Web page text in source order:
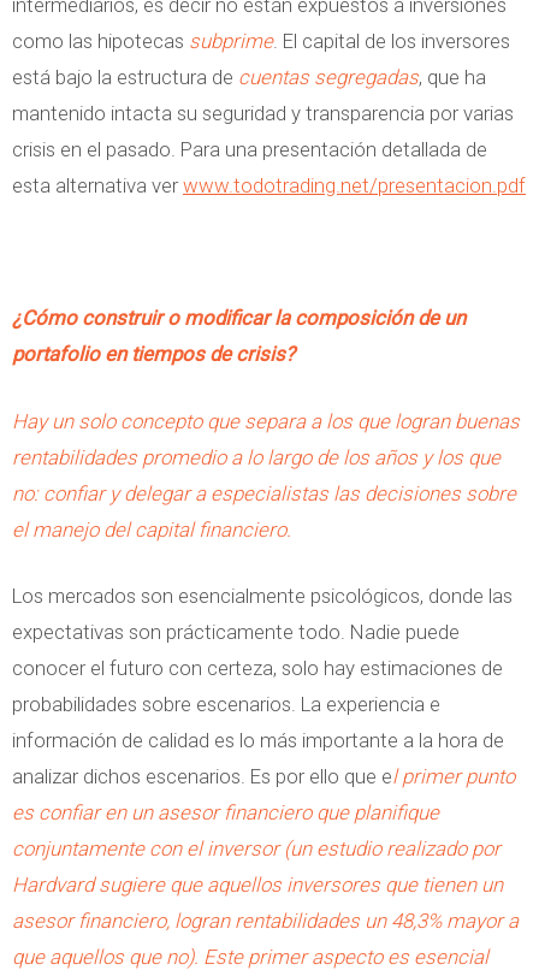
como las hipotecas subprime. El capital de los inversores
está bajo la estructura de cuentas segregadas, que ha
mantenido intacta su seguridad y transparencia por varias
crisis en el pasado. Para una presentación detallada de
esta alternativa ver www.todotrading.net/presentacion.pdf
¿Cómo construir o modificar la composición de un
portafolio en tiempos de crisis?
Hay un solo concepto que separa a los que logran buenas
rentabilidades promedio a lo largo de los años y los que
no: confiar y delegar a especialistas las decisiones sobre
el manejo del capital financiero.
Los mercados son esencialmente psicológicos, donde las
expectativas son prácticamente todo. Nadie puede
conocer el futuro con certeza, solo hay estimaciones de
probabilidades sobre escenarios. La experiencia e
información de calidad es lo más importante a la hora de
analizar dichos escenarios. Es por ello que el primer punto
es confiar en un asesor financiero que planifique
conjuntamente con el inversor (un estudio realizado por
Hardvard sugiere que aquellos inversores que tienen un
asesor financiero, logran rentabilidades un 48,3% mayor a
que aquellos que no). Este primer aspecto es esencial